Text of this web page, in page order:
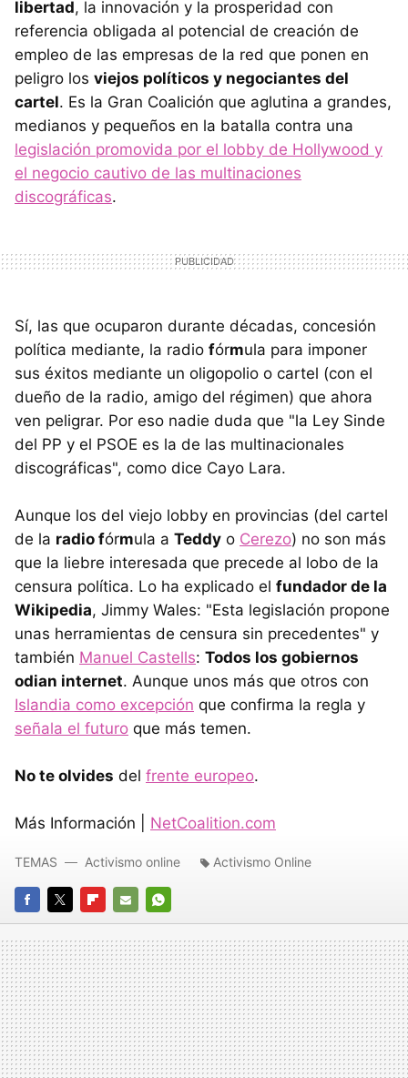
libertad, la innovación y la prosperidad con
referencia obligada al potencial de creación de
empleo de las empresas de la red que ponen en
peligro los viejos políticos y negociantes del
cartel. Es la Gran Coalición que aglutina a grandes,
medianos y pequeños en la batalla contra una
legislación promovida por el lobby de Hollywood y
el negocio cautivo de las multinaciones
discográficas.
Sí, las que ocuparon durante décadas, concesión
política mediante, la radio fórmula para imponer
sus éxitos mediante un oligopolio o cartel (con el
dueño de la radio, amigo del régimen) que ahora
ven peligrar. Por eso nadie duda que "la Ley Sinde
del PP y el PSOE es la de las multinacionales
discográficas", como dice Cayo Lara.
Aunque los del viejo lobby en provincias (del cartel
de la radio fórmula a Teddy o Cerezo) no son más
que la liebre interesada que precede al lobo de la
censura política. Lo ha explicado el fundador de la
Wikipedia, Jimmy Wales: "Esta legislación propone
unas herramientas de censura sin precedentes" y
también Manuel Castells: Todos los gobiernos
odian internet. Aunque unos más que otros con
Islandia como excepción que confirma la regla y
señala el futuro que más temen.
No te olvides del frente europeo.
Más Información | NetCoalition.com
FACEBOOK
TWITTERFLIPBOARD
E-
MAIL
WHATSAPP
TEMAS Activismo online Activismo Online